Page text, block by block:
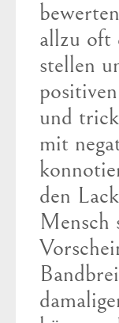
allzu
stellen
und
mit
den
Mensch